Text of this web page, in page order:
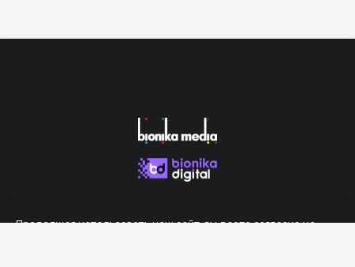
Продолжая использовать наш сайт, вы даете согласие на